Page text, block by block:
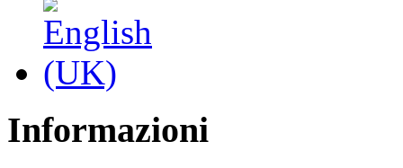
Informazioni